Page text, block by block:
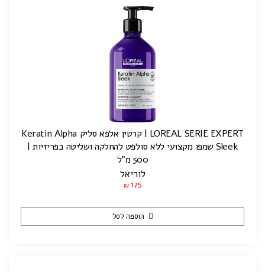
LOREAL SERIE EXPERT | קרטין אלפא סליק Keratin Alpha
Sleek שמפו מקצועי ללא סולפט להחלקה ושליטה בפריזיות |
500 מ”ל
לוריאל
₪ 175
הוספה לסל